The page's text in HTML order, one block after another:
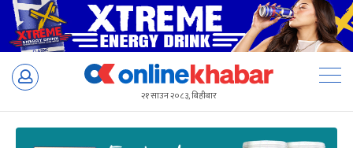
Skip
२१ साउन २०८३, बिहीबार